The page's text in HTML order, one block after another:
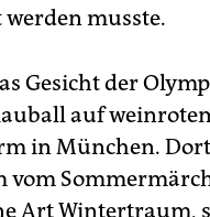
musste.
Gesicht der
auf
in München.
vom
Art Wintertraum,